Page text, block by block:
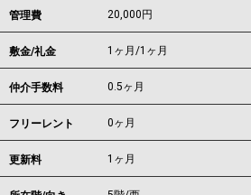
管理費 20,000円
敷金/礼金 1ヶ月/1ヶ月
仲介手数料 0.5ヶ月
フリーレント 0ヶ月
更新料 1ヶ月